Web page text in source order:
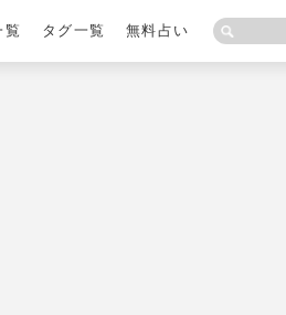
覧 タグ一覧 無料占い